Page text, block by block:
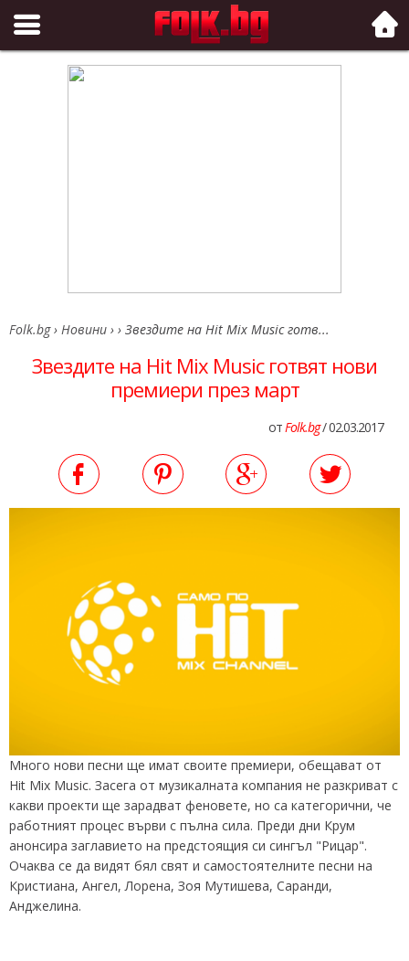
Folk.bg
Folk.bg › Новини › › Звездите на Hit Mix Music готв...
Звездите на Hit Mix Music готвят нови
премиери през март
отFolk.bg/ 02.03.2017
Много нови песни ще имат своите премиери, обещават от
Hit Mix Music. Засега от музикалната компания не разкриват с
какви проекти ще зарадват феновете, но са категорични, че
работният процес върви с пълна сила. Преди дни Крум
анонсира заглавието на предстоящия си сингъл "Рицар".
Очаква се да видят бял свят и самостоятелните песни на
Кристиана, Ангел, Лорена, Зоя Мутишева, Саранди,
Анджелина.